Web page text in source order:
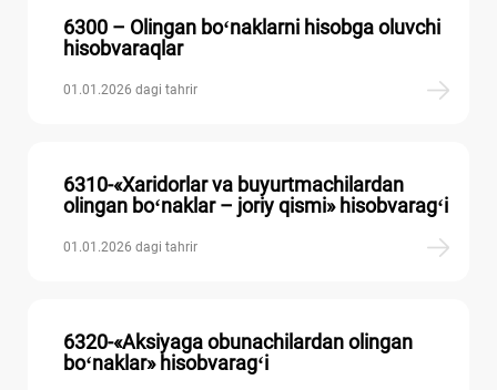
6300 – Olingan boʻnaklarni hisobga oluvchi
hisobvaraqlar
01.01.2026 dagi tahrir
6310-«Xaridorlar va buyurtmachilardan
olingan boʻnaklar – joriy qismi» hisobvaragʻi
01.01.2026 dagi tahrir
6320-«Aksiyaga obunachilardan olingan
boʻnaklar» hisobvaragʻi